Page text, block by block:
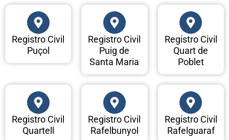
Registro Civil
Puçol
Registro Civil
Puig de
Santa Maria
Registro Civil
Quart de
Poblet
Registro Civil
Quartell
Registro Civil
Rafelbunyol
Registro Civil
Rafelguaraf